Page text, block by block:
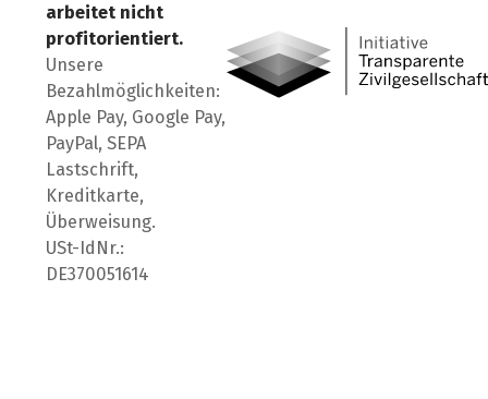
arbeitet nicht
profitorientiert.
Unsere
Bezahlmöglichkeiten:
Apple Pay, Google Pay,
PayPal, SEPA
Lastschrift,
Kreditkarte,
Überweisung.
USt-IdNr.:
DE370051614